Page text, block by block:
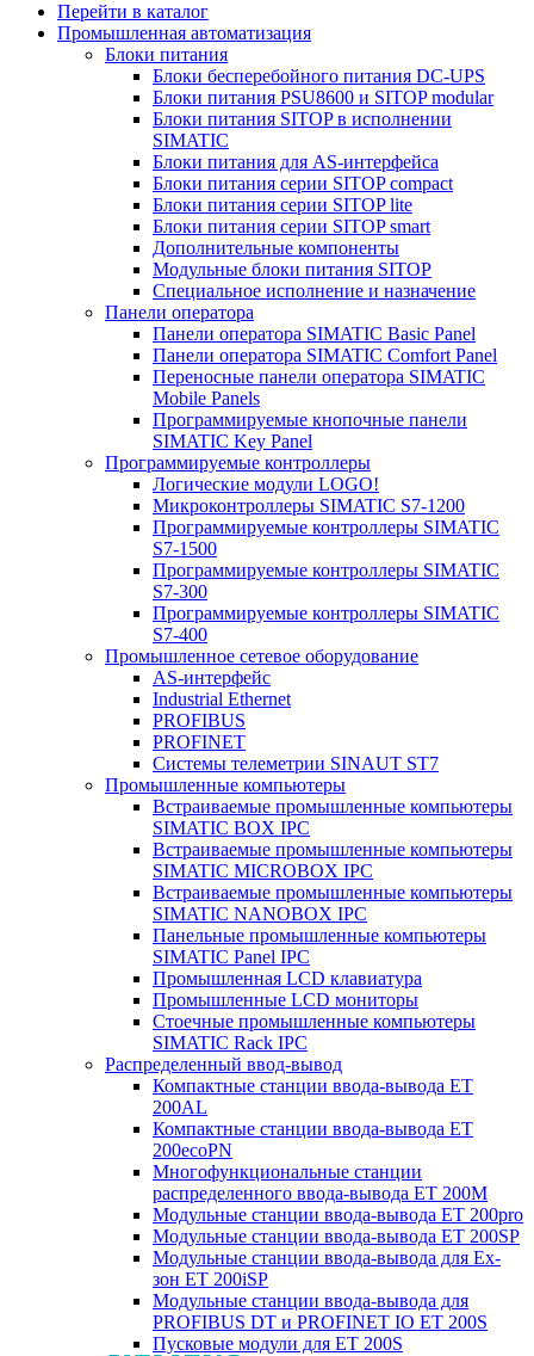
Перейти в каталог
Промышленная автоматизация
Блоки питания
Блоки бесперебойного питания DC-UPS
Блоки питания PSU8600 и SITOP modular
Блоки питания SITOP в исполнении
SIMATIC
Блоки питания для AS-интерфейса
Блоки питания серии SITOP compact
Блоки питания серии SITOP lite
Блоки питания серии SITOP smart
Дополнительные компоненты
Модульные блоки питания SITOP
Специальное исполнение и назначение
Панели оператора
Панели оператора SIMATIC Basic Panel
Панели оператора SIMATIC Comfort Panel
Переносные панели оператора SIMATIC
Mobile Panels
Программируемые кнопочные панели
SIMATIC Key Panel
Программируемые контроллеры
Логические модули LOGO!
Микроконтроллеры SIMATIC S7-1200
Программируемые контроллеры SIMATIC
S7-1500
Программируемые контроллеры SIMATIC
S7-300
Программируемые контроллеры SIMATIC
S7-400
Промышленное сетевое оборудование
AS-интерфейс
Industrial Ethernet
PROFIBUS
PROFINET
Системы телеметрии SINAUT ST7
Промышленные компьютеры
Встраиваемые промышленные компьютеры
SIMATIC BOX IPC
Встраиваемые промышленные компьютеры
SIMATIC MICROBOX IPC
Встраиваемые промышленные компьютеры
SIMATIC NANOBOX IPC
Панельные промышленные компьютеры
SIMATIC Panel IPC
Промышленная LCD клавиатура
Промышленные LCD мониторы
Стоечные промышленные компьютеры
SIMATIC Rack IPC
Распределенный ввод-вывод
Компактные станции ввода-вывода ET
200AL
Компактные станции ввода-вывода ET
200ecoPN
Многофункциональные станции
распределенного ввода-вывода ET 200M
Модульные станции ввода-вывода ET 200pro
Модульные станции ввода-вывода ET 200SP
Модульные станции ввода-вывода для Ex-
зон ET 200iSP
Модульные станции ввода-вывода для
PROFIBUS DT и PROFINET IO ET 200S
Пусковые модули для ET 200S